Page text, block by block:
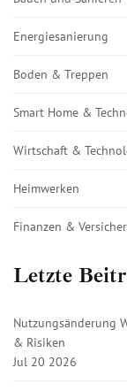
Energiesanierung
Boden & Treppen
Smart Home &
Wirtschaft &
Heimwerken
Finanzen &
Letzte
Nutzungsänderung
& Risiken
Jul 20 2026